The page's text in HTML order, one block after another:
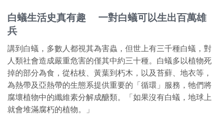
白蟻生活史真有趣 一對白蟻可以生出百萬雄
兵
講到白蟻，多數人都視其為害蟲，但世上有三千種白蟻，對
人類社會造成嚴重危害的僅其中約三十種。白蟻多以植物死
掉的部分為食，從枯枝、黃葉到朽木，以及苔蘚、地衣等，
為熱帶及亞熱帶的生態系提供重要的「循環」服務，牠們將
腐壞植物中的纖維素分解成醣類。「如果沒有白蟻，地球上
就會堆滿腐朽的植物。」